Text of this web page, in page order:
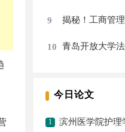
9 揭秘！工商管
10 青岛开放大学
今日论文
滨州医学院护理